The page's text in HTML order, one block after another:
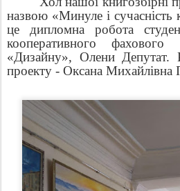
назвою «Минуле і сучасність
це дипломна робота
кооперативного фахового
«Дизайну», Олени Депутат.
проекту - Оксана Михайлівна